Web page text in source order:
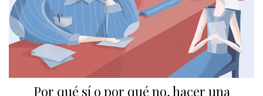
Por qué sí o por qué no, hacer una